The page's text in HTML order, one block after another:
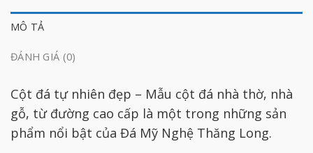
MÔ TẢ
ĐÁNH GIÁ (0)
Cột đá tự nhiên đẹp – Mẫu cột đá nhà thờ, nhà
gỗ, từ đường cao cấp là một trong những sản
phẩm nổi bật của Đá Mỹ Nghệ Thăng Long.